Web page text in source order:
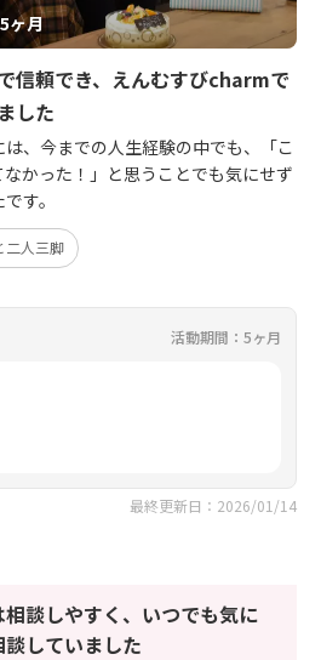
ヶ月
信頼でき、えんむすびcharmで
した
、今までの人生経験の中でも、「こ
かった！」と思うことでも気にせず
す。
二人三脚
活動期間：5ヶ月
最終更新日：2026/01/14
談しやすく、いつでも気に
していました